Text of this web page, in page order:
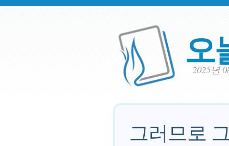
오
2025년
그러므로